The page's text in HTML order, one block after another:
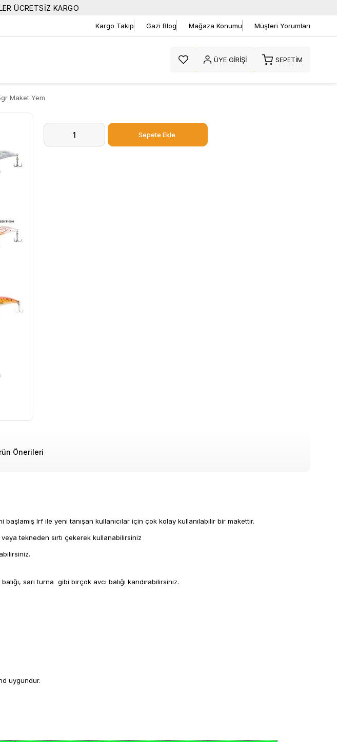
ÜCRETSİZ KARGO
Kargo Takip Gazi Blog Mağaza Konumu Müşteri Yorumları
ÜYE GIRIŞI SEPETIM
Maket Yem
Önerileri
lrf ile yeni tanışan kullanıcılar için çok kolay kullanılabilir bir makettir.
tekneden sırtı çekerek kullanabilirsiniz
sarı turna gibi birçok avcı balığı kandırabilirsiniz.
uygundur.